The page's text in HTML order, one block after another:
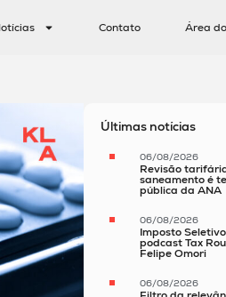
Contato Área
Últimas notícias
06/08/2026
Revisão
saneamento é
pública da ANA
06/08/2026
Imposto
podcast Tax
Felipe Omori
06/08/2026